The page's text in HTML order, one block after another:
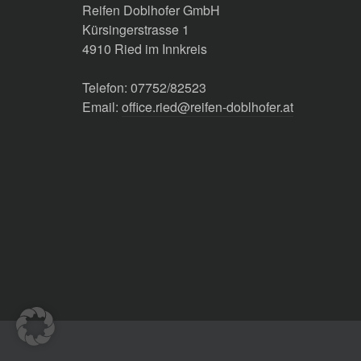
Reifen Doblhofer GmbH
Kürsingerstrasse 1
4910 Ried im Innkreis
Telefon: 07752/82523
Email: office.ried@reifen-doblhofer.at